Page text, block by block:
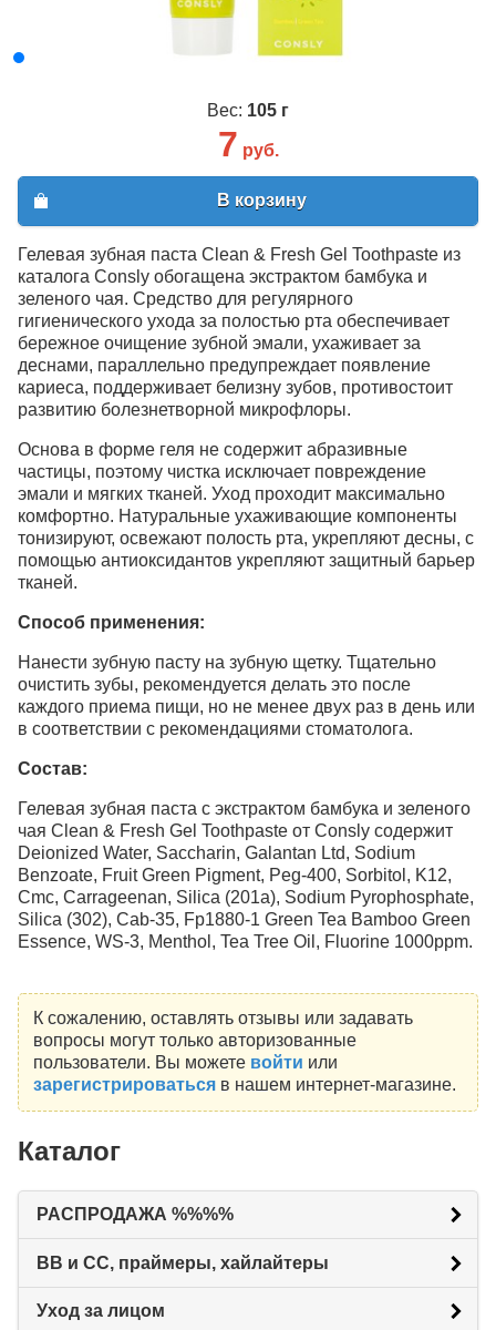
Вес: 105 г
7 руб.
В корзину
Гелевая зубная паста Clean & Fresh Gel Toothpaste из
каталога Consly обогащена экстрактом бамбука и
зеленого чая. Средство для регулярного
гигиенического ухода за полостью рта обеспечивает
бережное очищение зубной эмали, ухаживает за
деснами, параллельно предупреждает появление
кариеса, поддерживает белизну зубов, противостоит
развитию болезнетворной микрофлоры.
Основа в форме геля не содержит абразивные
частицы, поэтому чистка исключает повреждение
эмали и мягких тканей. Уход проходит максимально
комфортно. Натуральные ухаживающие компоненты
тонизируют, освежают полость рта, укрепляют десны, с
помощью антиоксидантов укрепляют защитный барьер
тканей.
Способ применения:
Нанести зубную пасту на зубную щетку. Тщательно
очистить зубы, рекомендуется делать это после
каждого приема пищи, но не менее двух раз в день или
в соответствии с рекомендациями стоматолога.
Состав:
Гелевая зубная паста с экстрактом бамбука и зеленого
чая Clean & Fresh Gel Toothpaste от Consly содержит
Deionized Water, Saccharin, Galantan Ltd, Sodium
Benzoate, Fruit Green Pigment, Peg-400, Sorbitol, K12,
Cmc, Carrageenan, Silica (201a), Sodium Pyrophosphate,
Silica (302), Cab-35, Fp1880-1 Green Tea Bamboo Green
Essence, WS-3, Menthol, Tea Tree Oil, Fluorine 1000ppm.
К сожалению, оставлять отзывы или задавать
вопросы могут только авторизованные
пользователи. Вы можете войти или
зарегистрироватьсяв нашем интернет-магазине.
Каталог
РАСПРОДАЖА %%%%
BB и CC, праймеры, хайлайтеры
Уход за лицом